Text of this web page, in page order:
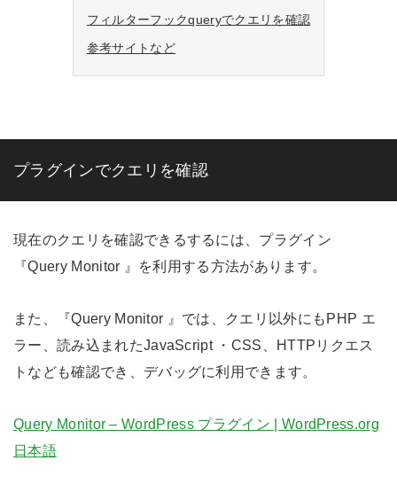
フィルターフックqueryでクエリを確認
参考サイトなど
プラグインでクエリを確認
現在のクエリを確認できるするには、プラグイン
『Query Monitor 』を利用する方法があります。
また、『Query Monitor 』では、クエリ以外にもPHP エ
ラー、読み込まれたJavaScript ・CSS、HTTPリクエス
トなども確認でき、デバッグに利用できます。
Query Monitor – WordPress プラグイン | WordPress.org
日本語